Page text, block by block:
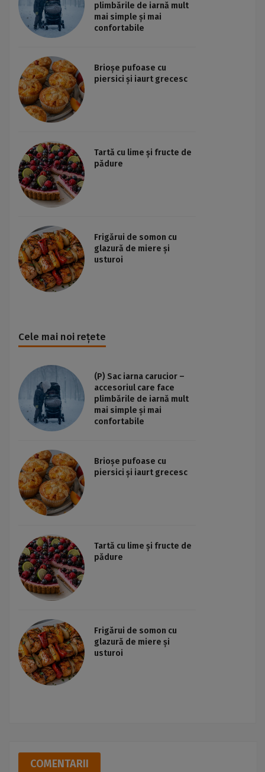
plimbările de iarnă mult
mai simple și mai
confortabile
Brioșe pufoase cu
piersici și iaurt grecesc
Tartă cu lime și fructe de
pădure
Frigărui de somon cu
glazură de miere și
usturoi
Cele mai noi rețete
(P) Sac iarna carucior –
accesoriul care face
plimbările de iarnă mult
mai simple și mai
confortabile
Brioșe pufoase cu
piersici și iaurt grecesc
Tartă cu lime și fructe de
pădure
Frigărui de somon cu
glazură de miere și
usturoi
COMENTARII